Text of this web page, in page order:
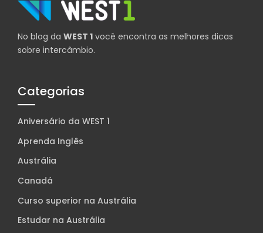
No blog da WEST 1 você encontra as melhores dicas
sobre intercâmbio.
Categorias
Aniversário da WEST 1
Aprenda Inglês
Austrália
Canadá
Curso superior na Austrália
Estudar na Austrália